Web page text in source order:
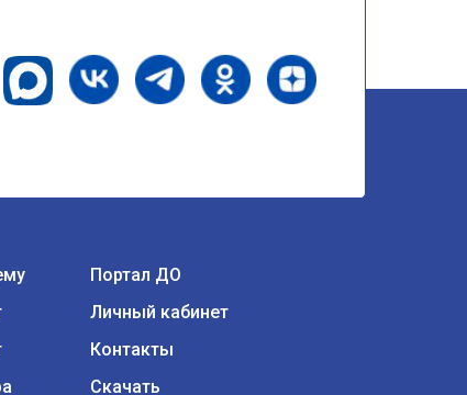
Портал ДО
Личный кабинет
Контакты
Скачать